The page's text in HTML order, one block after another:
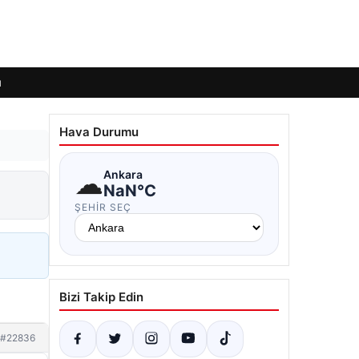
#22836
Hava Durumu
☁Ankara
NaN°C
ŞEHIR SEÇ
Bizi Takip Edin